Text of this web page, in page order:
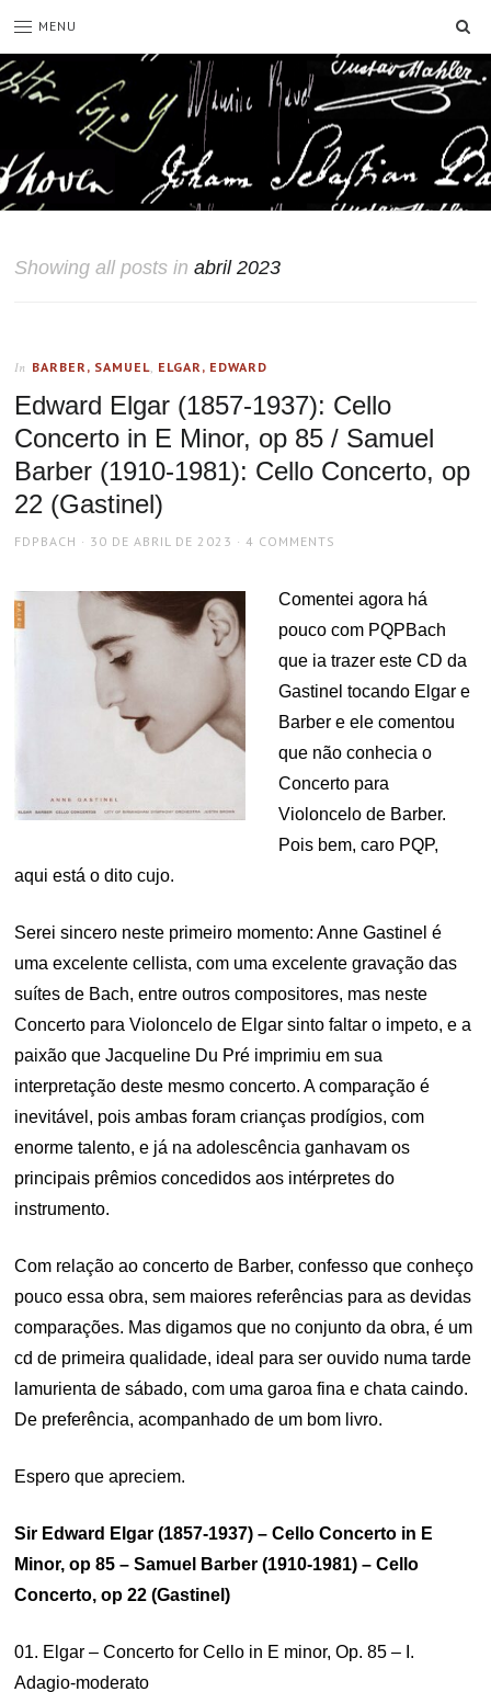
MENU
Showing all posts inabril 2023
In BARBER, SAMUEL, ELGAR, EDWARD
Edward Elgar (1857-1937): Cello
Concerto in E Minor, op 85 / Samuel
Barber (1910-1981): Cello Concerto, op
22 (Gastinel)
AUTHOR
FDPBACH
POSTED
30 DE ABRIL DE 2023 4 COMMENTS
Comentei agora há
pouco com PQPBach
que ia trazer este CD da
Gastinel tocando Elgar e
Barber e ele comentou
que não conhecia o
Concerto para
Violoncelo de Barber.
Pois bem, caro PQP,
aqui está o dito cujo.
Serei sincero neste primeiro momento: Anne Gastinel é
uma excelente cellista, com uma excelente gravação das
suítes de Bach, entre outros compositores, mas neste
Concerto para Violoncelo de Elgar sinto faltar o impeto, e a
paixão que Jacqueline Du Pré imprimiu em sua
interpretação deste mesmo concerto. A comparação é
inevitável, pois ambas foram crianças prodígios, com
enorme talento, e já na adolescência ganhavam os
principais prêmios concedidos aos intérpretes do
instrumento.
Com relação ao concerto de Barber, confesso que conheço
pouco essa obra, sem maiores referências para as devidas
comparações. Mas digamos que no conjunto da obra, é um
cd de primeira qualidade, ideal para ser ouvido numa tarde
lamurienta de sábado, com uma garoa fina e chata caindo.
De preferência, acompanhado de um bom livro.
Espero que apreciem.
Sir Edward Elgar (1857-1937) – Cello Concerto in E
Minor, op 85 – Samuel Barber (1910-1981) – Cello
Concerto, op 22 (Gastinel)
01. Elgar – Concerto for Cello in E minor, Op. 85 – I.
Adagio-moderato